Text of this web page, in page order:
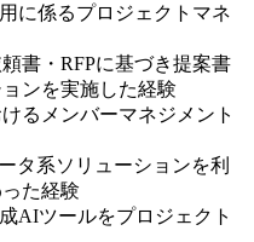
に係るプロジェクトマネ
書・RFPに基づき提案書
ンを実施した経験
るメンバーマネジメント
タ系ソリューションを利
た経験
AIツールをプロジェクト